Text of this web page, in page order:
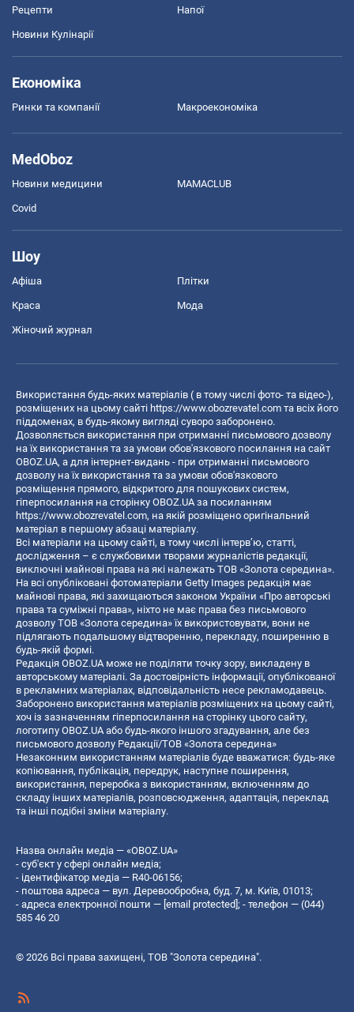
Рецепти Напої
Новини Кулінарії
Економіка
Ринки та компанії Макроекономіка
MedOboz
Новини медицини MAMACLUB
Covid
Шоу
Афіша Плітки
Краса Мода
Жіночий журнал
Використання будь-яких матеріалів ( в тому числі фото- та відео-),
розміщених на цьому сайті https://www.obozrevatel.com та всіх його
піддоменах, в будь-якому вигляді суворо заборонено.
Дозволяється використання при отриманні письмового дозволу
на їх використання та за умови обов'язкового посилання на сайт
OBOZ.UA, а для інтернет-видань - при отриманні письмового
дозволу на їх використання та за умови обов'язкового
розміщення прямого, відкритого для пошукових систем,
гіперпосилання на сторінку OBOZ.UA за посиланням
https://www.obozrevatel.com, на якій розміщено оригінальний
матеріал в першому абзаці матеріалу.
Всі матеріали на цьому сайті, в тому числі інтерв’ю, статті,
дослідження – є службовими творами журналістів редакції,
виключні майнові права на які належать ТОВ «Золота середина».
На всі опубліковані фотоматеріали Getty Images редакція має
майнові права, які захищаються законом України «Про авторські
права та суміжні права», ніхто не має права без письмового
дозволу ТОВ «Золота середина» їх використовувати, вони не
підлягають подальшому відтворенню, перекладу, поширенню в
будь-якій формі.
Редакція OBOZ.UA може не поділяти точку зору, викладену в
авторському матеріалі. За достовірність інформації, опублікованої
в рекламних матеріалах, відповідальність несе рекламодавець.
Заборонено використання матеріалів розміщених на цьому сайті,
хоч із зазначенням гіперпосилання на сторінку цього сайту,
логотипу OBOZ.UA або будь-якого іншого згадування, але без
письмового дозволу Редакції/ТОВ «Золота середина»
Незаконним використанням матеріалів буде вважатися: будь-яке
копiювання, публiкацiя, передрук, наступне поширення,
використання, переробка з використанням, включенням до
складу інших матеріалів, розповсюдження, адаптація, переклад
та інші подібні зміни матеріалу.
Назва онлайн медіа — «OBOZ.UA»
- суб'єкт у сфері онлайн медіа;
- ідентифікатор медіа — R40-06156;
- поштова адреса — вул. Деревообробна, буд. 7, м. Київ, 01013;
- адреса електронної пошти — [email protected]; - телефон — (044)
585 46 20
© 2026 Всі права захищені, ТОВ "Золота середина".